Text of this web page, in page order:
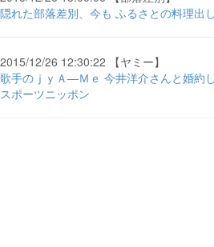
隠れた部落差別、今も ふるさとの料理出
2015/12/26 12:30:22 【ヤミー】
歌手のｊｙＡ―Ｍｅ 今井洋介さんと婚約
スポーツニッポン